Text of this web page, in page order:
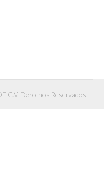
C.V. Derechos Reservados.